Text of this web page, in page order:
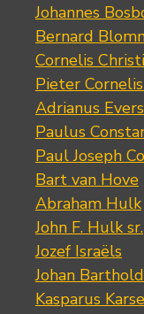
Johannes
Bernard
Cornelis
Pieter
Adrianus
Paulus
Paul Joseph
Bart van Hove
Abraham Hulk
John F. Hulk sr.
Jozef Israëls
Johan
Kasparus